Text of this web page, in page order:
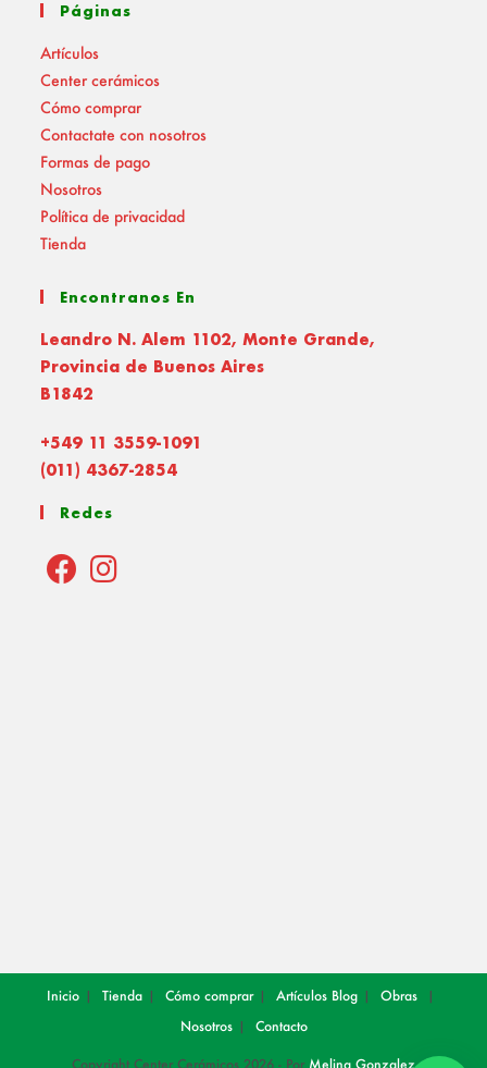
Páginas
Artículos
Center cerámicos
Cómo comprar
Contactate con nosotros
Formas de pago
Nosotros
Política de privacidad
Tienda
Encontranos En
Leandro N. Alem 1102, Monte Grande,
Provincia de Buenos Aires
B1842
+549 11 3559-1091
(011) 4367-2854
Redes
Inicio Tienda Cómo comprar Artículos Blog
Obras
Nosotros
Contacto
Copyright Center Cerámicos 2026 - Por Melina Gonzalez